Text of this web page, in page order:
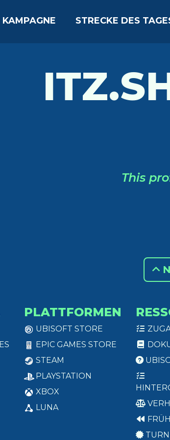
KAMPAGNE STRECKE DES
This
PLATTFORMEN
UBISOFT STORE
EPIC GAMES STORE
STEAM
PLAYSTATION
XBOX
LUNA